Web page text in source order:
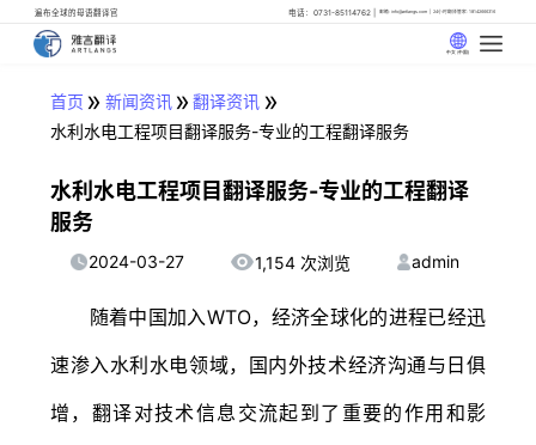
遍布全球的母语翻译官 电话：0731-85114762 邮箱: info@artlangs.com 24小时翻译管家: 18142666316
中文 (中国)
首页 » 新闻资讯» 翻译资讯 »
水利水电工程项目翻译服务-专业的工程翻译服务
水利水电工程项目翻译服务-专业的工程翻译
服务
2024-03-27 1,154 次浏览 admin
随着中国加入WTO，经济全球化的进程已经迅
速渗入水利水电领域，国内外技术经济沟通与日俱
增，翻译对技术信息交流起到了重要的作用和影